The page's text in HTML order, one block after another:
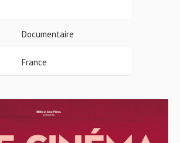
Documentaire
France